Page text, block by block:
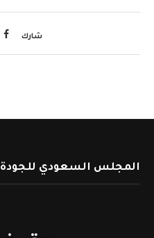
شارك
المجلس السعودي للجودة